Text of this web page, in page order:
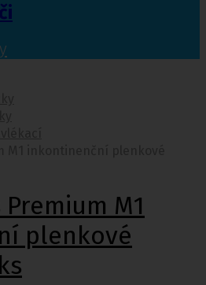
M1
plenkové